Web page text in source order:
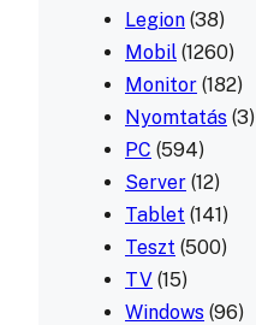
Legion (38)
Mobil (1260)
Monitor (182)
Nyomtatás (3)
PC (594)
Server (12)
Tablet (141)
Teszt (500)
TV (15)
Windows (96)